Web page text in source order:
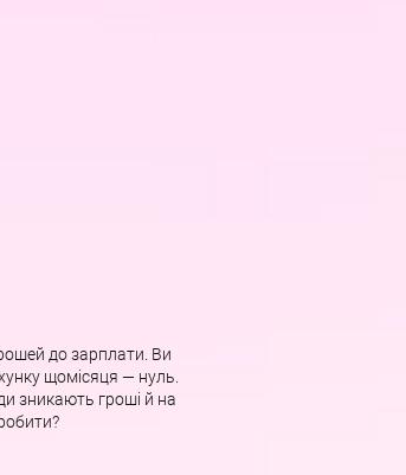
до зарплати. Ви
щомісяця — нуль.
зникають гроші й на